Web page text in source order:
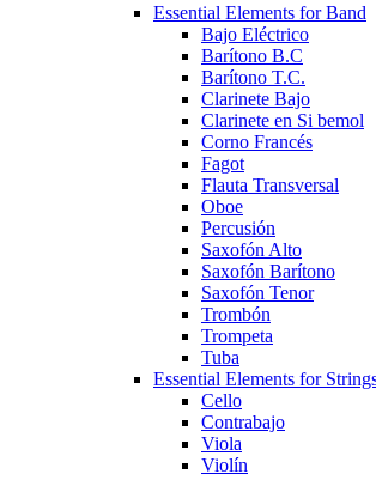
Essential Elements for Band
Bajo Eléctrico
Barítono B.C
Barítono T.C.
Clarinete Bajo
Clarinete en Si bemol
Corno Francés
Fagot
Flauta Transversal
Oboe
Percusión
Saxofón Alto
Saxofón Barítono
Saxofón Tenor
Trombón
Trompeta
Tuba
Essential Elements for
Cello
Contrabajo
Viola
Violín